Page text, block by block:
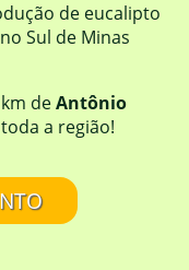
de eucalipto
Sul de Minas
km deAntônio
a região!